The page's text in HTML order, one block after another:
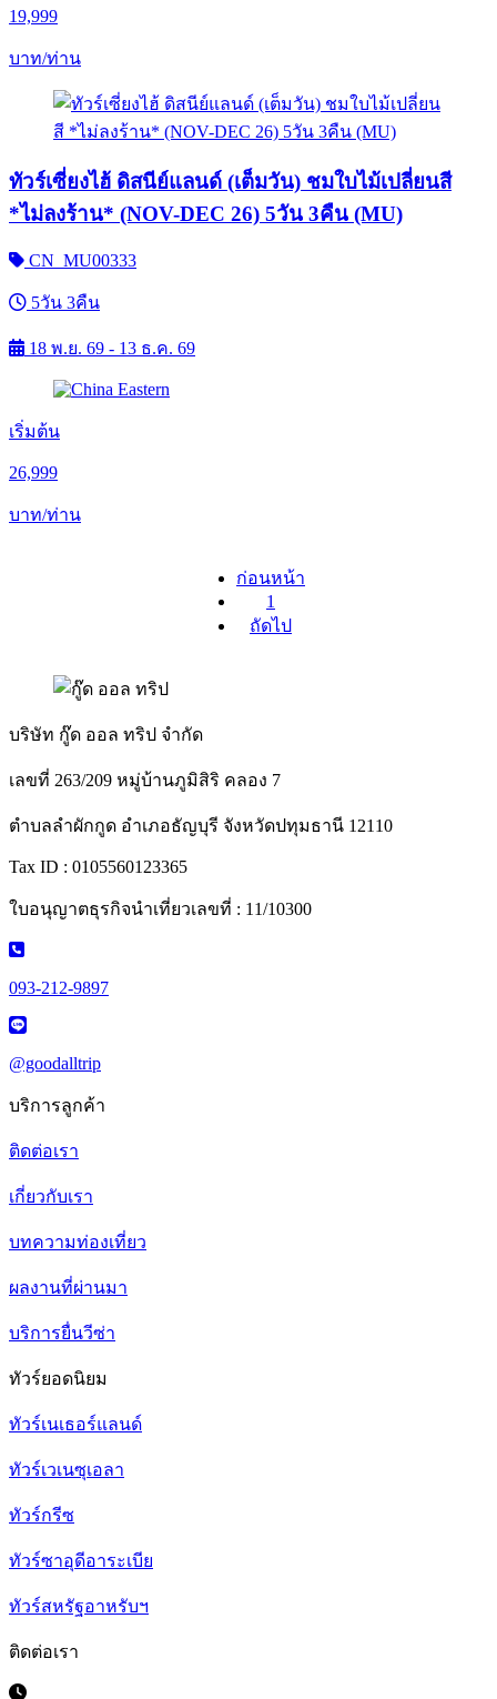
19,999
บาท/ท่าน
ทัวร์เซี่ยงไฮ้ ดิสนีย์แลนด์ (เต็มวัน) ชมใบไม้เปลี่ยนสี
*ไม่ลงร้าน* (NOV-DEC 26) 5วัน 3คืน (MU)
CN_MU00333
5วัน 3คืน
18 พ.ย. 69 - 13 ธ.ค. 69
เริ่มต้น
26,999
บาท/ท่าน
ก่อนหน้า
1
ถัดไป
บริษัท กู๊ด ออล ทริป จำกัด
เลขที่ 263/209 หมู่บ้านภูมิสิริ คลอง 7
ตำบลลำผักกูด อำเภอธัญบุรี จังหวัดปทุมธานี 12110
Tax ID : 0105560123365
ใบอนุญาตธุรกิจนำเที่ยวเลขที่ : 11/10300
093-212-9897
@goodalltrip
บริการลูกค้า
ติดต่อเรา
เกี่ยวกับเรา
บทความท่องเที่ยว
ผลงานที่ผ่านมา
บริการยื่นวีซ่า
ทัวร์ยอดนิยม
ทัวร์เนเธอร์แลนด์
ทัวร์เวเนซุเอลา
ทัวร์กรีซ
ทัวร์ซาอุดีอาระเบีย
ทัวร์สหรัฐอาหรับฯ
ติดต่อเรา